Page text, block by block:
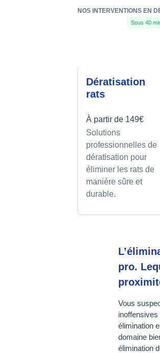
NOS INTERVENTIONS EN
Sous 40
Dératisation
rats
À partir de 149€
Solutions
professionnelles de
dératisation pour
éliminer les rats de
manière sûre et
durable.
pro.
Vous
élimination
domaine
élimination